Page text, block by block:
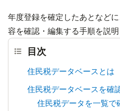
年度登録を確定したあとなど
容を確認・編集する手順を説明
目次
住民税データベースとは
住民税データベースを確
住民税データを一覧で